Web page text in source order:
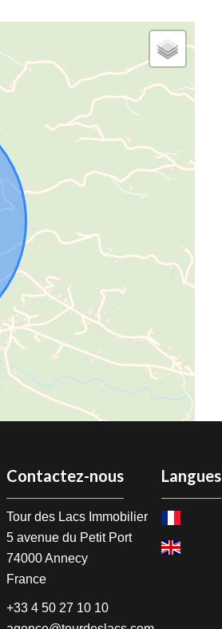
Contactez-nous
Tour des Lacs Immobilier
5 avenue du Petit Port
74000Annecy
France
+33 4 50 27 10 10
Langues